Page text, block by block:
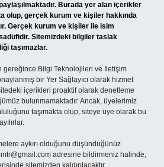
paylaşılmaktadır. Burada yer alan içerikler
olup, gerçek kurum ve kişiler hakkında
Gerçek kurum ve kişiler ile isim
Sitemizdeki bilgiler taslak
taşımazlar.
gereğince Bilgi Teknolojileri ve İletişim
bir Yer Sağlayıcı olarak hizmet
içerikleri proaktif olarak denetleme
bulunmamaktadır. Ancak, üyelerimiz
taşımakta olup, siteye üye olarak bu
aykırı olduğunu düşündüğünüz
adresine bildirmeniz halinde,
sitemizden kaldırılacaktır.